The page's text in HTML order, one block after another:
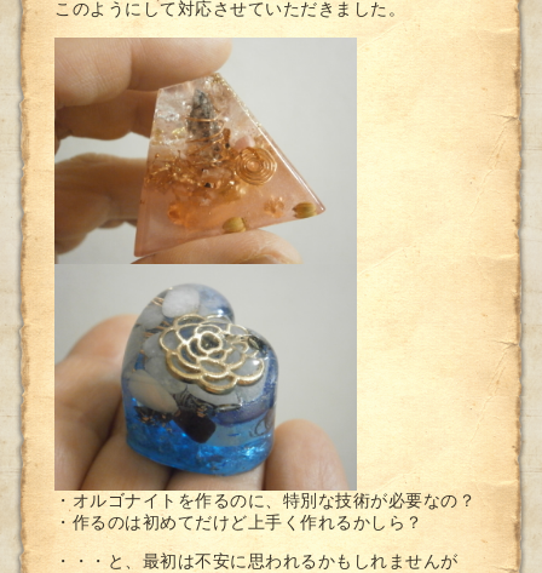
このようにして対応させていただきました。
・オルゴナイトを作るのに、特別な技術が必要なの？
・作るのは初めてだけど上手く作れるかしら？
・・・と、最初は不安に思われるかもしれませんが